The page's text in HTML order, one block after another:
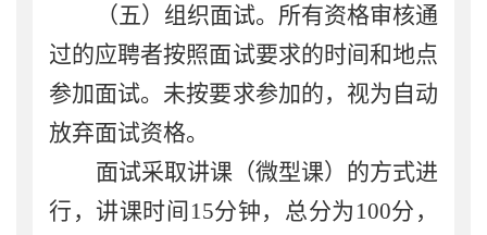
（五） 组织面试。 所有资格审核通
过的应聘者按照面试要求的时间和地点
参加面试。 未按要求参加的，视为自动
放弃面试资格。
面试采取讲课（微型课）的方式进
行，讲课时间 15分钟， 总分为 100分，